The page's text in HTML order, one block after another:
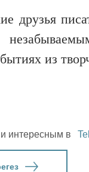
друзья
из
интересным в